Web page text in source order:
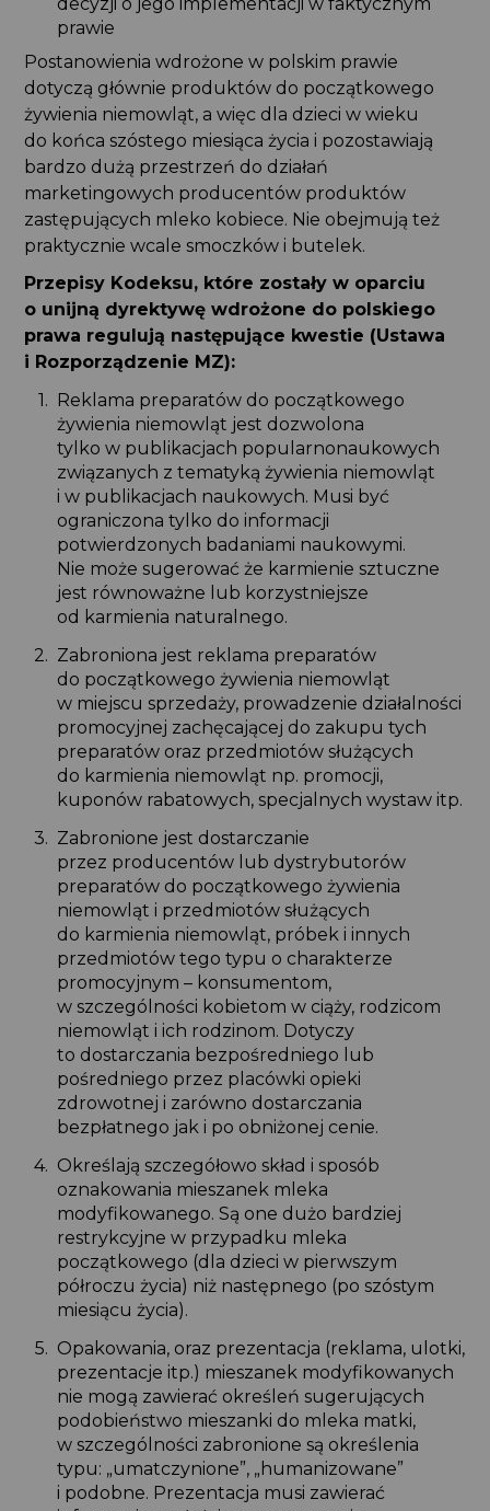
prawie
Postanowienia wdrożone w polskim prawie
dotyczą głównie produktów do początkowego
żywienia niemowląt, a więc dla dzieci w wieku
do końca szóstego miesiąca życia i pozostawiają
bardzo dużą przestrzeń do działań
marketingowych producentów produktów
zastępujących mleko kobiece. Nie obejmują też
praktycznie wcale smoczków i butelek.
Przepisy Kodeksu, które zostały w oparciu
o unijną dyrektywę wdrożone do polskiego
prawa regulują następujące kwestie (Ustawa
i Rozporządzenie MZ):
Reklama preparatów do początkowego
żywienia niemowląt jest dozwolona
tylko w publikacjach popularnonaukowych
związanych z tematyką żywienia niemowląt
i w publikacjach naukowych. Musi być
ograniczona tylko do informacji
potwierdzonych badaniami naukowymi.
Nie może sugerować że karmienie sztuczne
jest równoważne lub korzystniejsze
od karmienia naturalnego.
Zabroniona jest reklama preparatów
do początkowego żywienia niemowląt
w miejscu sprzedaży, prowadzenie działalności
promocyjnej zachęcającej do zakupu tych
preparatów oraz przedmiotów służących
do karmienia niemowląt np. promocji,
kuponów rabatowych, specjalnych wystaw itp.
Zabronione jest dostarczanie
przez producentów lub dystrybutorów
preparatów do początkowego żywienia
niemowląt i przedmiotów służących
do karmienia niemowląt, próbek i innych
przedmiotów tego typu o charakterze
promocyjnym – konsumentom,
w szczególności kobietom w ciąży, rodzicom
niemowląt i ich rodzinom. Dotyczy
to dostarczania bezpośredniego lub
pośredniego przez placówki opieki
zdrowotnej i zarówno dostarczania
bezpłatnego jak i po obniżonej cenie.
Określają szczegółowo skład i sposób
oznakowania mieszanek mleka
modyfikowanego. Są one dużo bardziej
restrykcyjne w przypadku mleka
początkowego (dla dzieci w pierwszym
półroczu życia) niż następnego (po szóstym
miesiącu życia).
Opakowania, oraz prezentacja (reklama, ulotki,
prezentacje itp.) mieszanek modyfikowanych
nie mogą zawierać określeń sugerujących
podobieństwo mieszanki do mleka matki,
w szczególności zabronione są określenia
typu: „umatczynione”, „humanizowane”
i podobne. Prezentacja musi zawierać